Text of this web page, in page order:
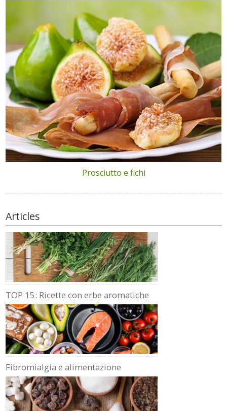
Prosciutto e fichi
Articles
TOP 15: Ricette con erbe aromatiche
Fibromialgia e alimentazione